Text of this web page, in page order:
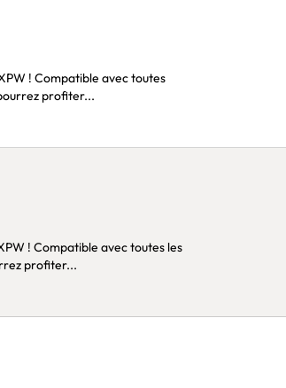
profiter...
les
profiter...